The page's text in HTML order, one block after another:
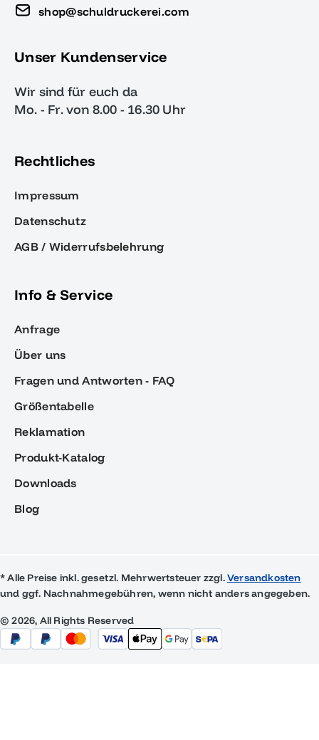
shop@schuldruckerei.com
Unser Kundenservice
Wir sind für euch da
Mo. - Fr. von 8.00 - 16.30 Uhr
Rechtliches
Impressum
Datenschutz
AGB / Widerrufsbelehrung
Info & Service
Anfrage
Über uns
Fragen und Antworten - FAQ
Größentabelle
Reklamation
Produkt-Katalog
Downloads
Blog
* Alle Preise inkl. gesetzl. Mehrwertsteuer zzgl.Versandkosten
und ggf. Nachnahmegebühren, wenn nicht anders angegeben.
© 2026, All Rights Reserved